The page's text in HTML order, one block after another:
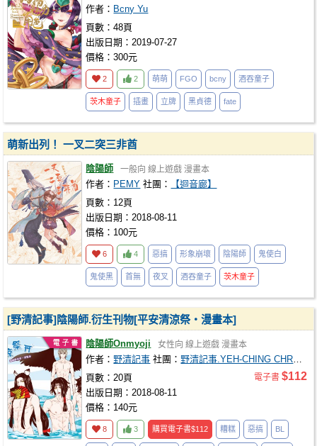
作者： Bcny Yu
頁數：48頁
出版日期：2019-07-27
價格：300元
2 2 萌萌 FGO bcny 酒吞童子
茨木童子 插畫 立牌 黑貞德 fate
萌新出列！ 一叉二突三非酋
陰陽師 一般向 線上遊戲 漫畫本
作者： PEMY 社團：
【迴音廊】
頁數：12頁
出版日期：2018-08-11
價格：100元
6 4 惡搞 形象崩壞 陰陽師 鬼使白
鬼使黑 首無 夜叉 酒吞童子 茨木童子
[野清記事]陰陽師.衍生刊物[平安清涼祭‧漫畫本]
陰陽師Onmyoji 女性向 線上遊戲 漫畫本
作者： 野清記事 社團： 野清記事.YEH-CHING CHRONICLE
頁數：20頁
出版日期：2018-08-11
價格：140元
電子書 $112
8 3 購買電子書$112 糟糕 惡搞 BL